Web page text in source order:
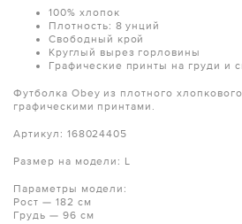
100% хлопок
Плотность: 8 унций
Свободный крой
Круглый вырез горловины
Графические принты на груди и
Футболка Obey из плотного
графическими принтами.
Артикул: 168024405
Размер на модели: L
Параметры модели:
Рост — 182 см
Грудь — 96 см